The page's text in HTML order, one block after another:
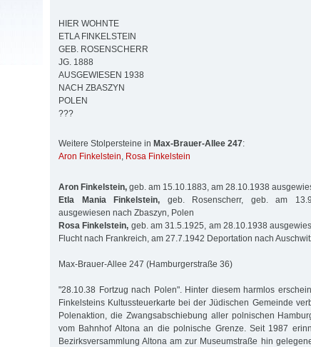
HIER WOHNTE
ETLA FINKELSTEIN
GEB. ROSENSCHERR
JG. 1888
AUSGEWIESEN 1938
NACH ZBASZYN
POLEN
???
Weitere Stolpersteine in Max-Brauer-Allee 247:
Aron Finkelstein, Rosa Finkelstein
Aron Finkelstein, geb. am 15.10.1883, am 28.10.1938
Etla Mania Finkelstein, geb. Rosenscherr, geb. am
ausgewiesen nach Zbaszyn, Polen
Rosa Finkelstein, geb. am 31.5.1925, am 28.10.1938
Flucht nach Frankreich, am 27.7.1942 Deportation nach
Max-Brauer-Allee 247 (Hamburgerstraße 36)
"28.10.38 Fortzug nach Polen". Hinter diesem harmlos
Finkelsteins Kultussteuerkarte bei der Jüdischen Gemeinde
Polenaktion, die Zwangsabschiebung aller polnischen
vom Bahnhof Altona an die polnische Grenze. Seit 1987
Bezirksversammlung Altona am zur Museumstraße hin